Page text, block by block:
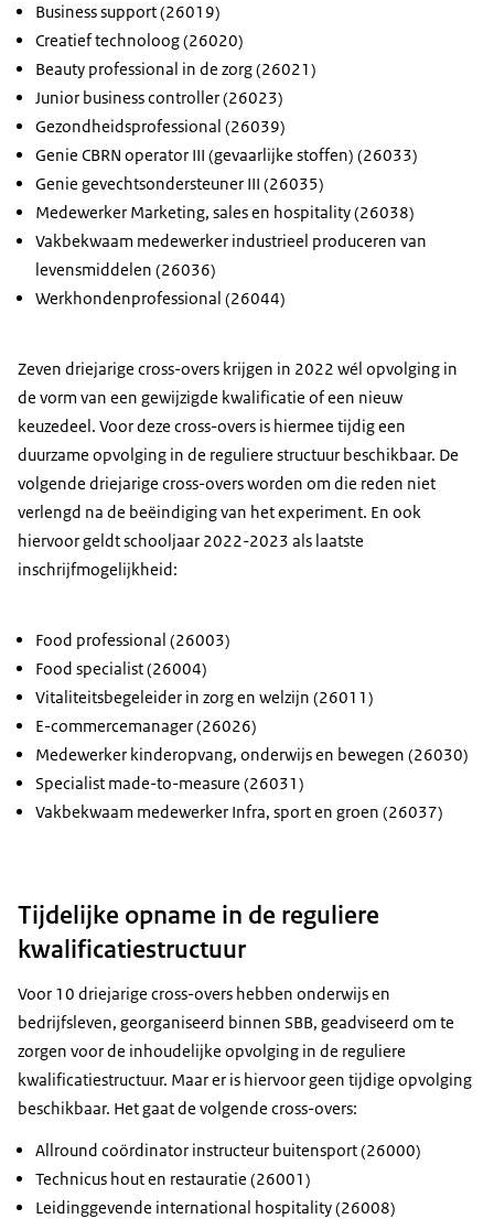
Business support (26019)
Creatief technoloog (26020)
Beauty professional in de zorg (26021)
Junior business controller (26023)
Gezondheidsprofessional (26039)
Genie CBRN operator III (gevaarlijke stoffen) (26033)
Genie gevechtsondersteuner III (26035)
Medewerker Marketing, sales en hospitality (26038)
Vakbekwaam medewerker industrieel produceren van
levensmiddelen (26036)
Werkhondenprofessional (26044)
Zeven driejarige cross-overs krijgen in 2022 wél opvolging in
de vorm van een gewijzigde kwalificatie of een nieuw
keuzedeel. Voor deze cross-overs is hiermee tijdig een
duurzame opvolging in de reguliere structuur beschikbaar. De
volgende driejarige cross-overs worden om die reden niet
verlengd na de beëindiging van het experiment. En ook
hiervoor geldt schooljaar 2022-2023 als laatste
inschrijfmogelijkheid:
Food professional (26003)
Food specialist (26004)
Vitaliteitsbegeleider in zorg en welzijn (26011)
E-commercemanager (26026)
Medewerker kinderopvang, onderwijs en bewegen (26030)
Specialist made-to-measure (26031)
Vakbekwaam medewerker Infra, sport en groen (26037)
Tijdelijke opname in de reguliere
kwalificatiestructuur
Voor 10 driejarige cross-overs hebben onderwijs en
bedrijfsleven, georganiseerd binnen SBB, geadviseerd om te
zorgen voor de inhoudelijke opvolging in de reguliere
kwalificatiestructuur. Maar er is hiervoor geen tijdige opvolging
beschikbaar. Het gaat de volgende cross-overs:
Allround coördinator instructeur buitensport (26000)
Technicus hout en restauratie (26001)
Leidinggevende international hospitality (26008)